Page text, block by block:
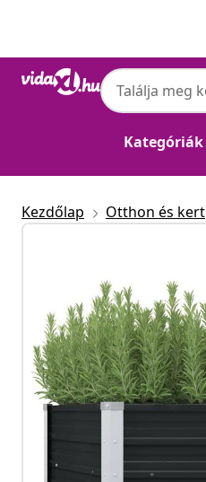
Kategóriák
Kezdőlap Otthon és kert